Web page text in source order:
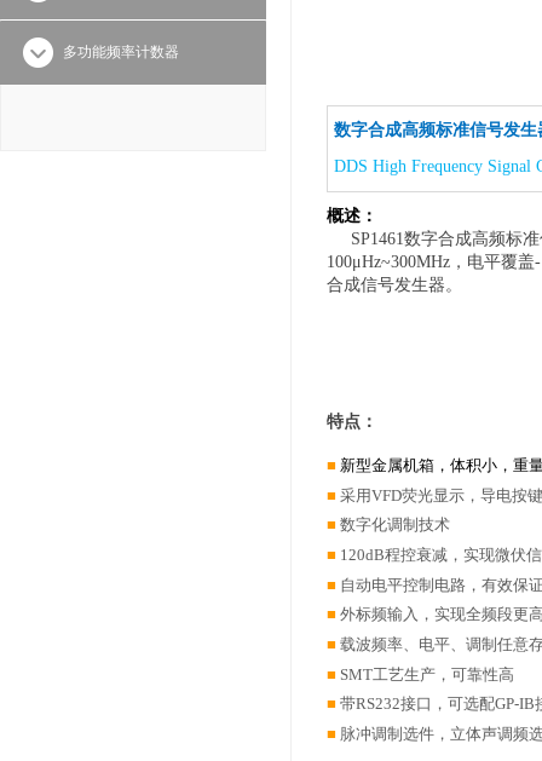
数字合成高频标准信号发生
DDS High Frequency Signal
概述：
SP1461数字合成高频标
100μHz~300MHz，电平覆
合成信号发生器。
特点：
■ 新型金属机箱，体积小，重
■ 采用VFD荧光显示，导电按
■ 数字化调制技术
■ 120dB程控衰减，实现微伏
■ 自动电平控制电路，有效保
■ 外标频输入，实现全频段更
■ 载波频率、电平、调制任意
■ SMT工艺生产，可靠性高
■ 带RS232接口，可选配GP-IB
■ 脉冲调制选件，立体声调频
多功能频率计数器